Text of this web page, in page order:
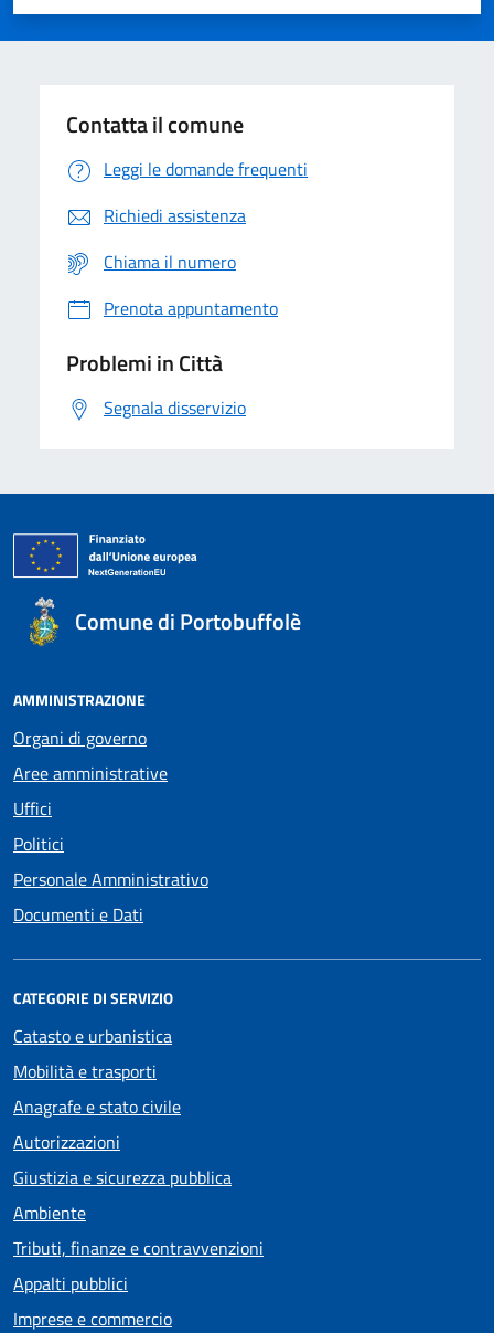
Valuta 5 stelle su 5
Valuta 4 stelle su 5
Valuta 3 stelle su 5
Valuta 2 stelle su 5
Valuta 1 stelle su 5
Contatta il comune
Leggi le domande frequenti
Richiedi assistenza
Chiama il numero
Prenota appuntamento
Problemi in Città
Segnala disservizio
Comune di Portobuffolè
AMMINISTRAZIONE
Organi di governo
Aree amministrative
Uffici
Politici
Personale Amministrativo
Documenti e Dati
CATEGORIE DI SERVIZIO
Catasto e urbanistica
Mobilità e trasporti
Anagrafe e stato civile
Autorizzazioni
Giustizia e sicurezza pubblica
Ambiente
Tributi, finanze e contravvenzioni
Appalti pubblici
Imprese e commercio